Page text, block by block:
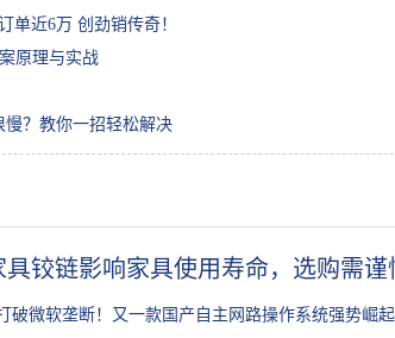
单近6万 创劲销传奇！
原理与实战
慢？教你一招轻松解决
具铰链影响家具使用寿命，选购需谨
破微软垄断！又一款国产自主网路操作系统强势崛起